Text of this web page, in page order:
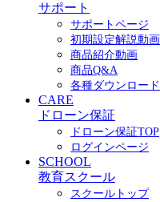
サポート
サポートページ
初期設定解説動画
商品紹介動画
商品Q&A
各種ダウンロード
CARE
ドローン保証
ドローン保証TOP
ログインページ
SCHOOL
教育スクール
スクールトップ